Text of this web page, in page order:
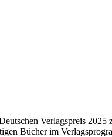
Verlagspreis
Bücher im